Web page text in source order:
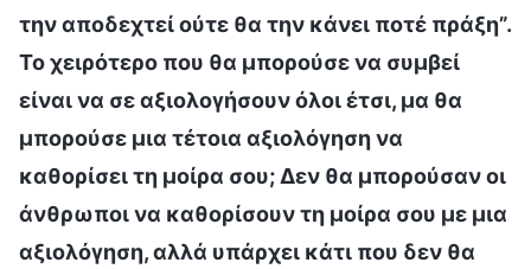
την αποδεχτεί ούτε θα την κάνει ποτέ πράξη”.
Το χειρότερο που θα μπορούσε να συμβεί
είναι να σε αξιολογήσουν όλοι έτσι, μα θα
μπορούσε μια τέτοια αξιολόγηση να
καθορίσει τη μοίρα σου; Δεν θα μπορούσαν οι
άνθρωποι να καθορίσουν τη μοίρα σου με μια
αξιολόγηση, αλλά υπάρχει κάτι που δεν θα